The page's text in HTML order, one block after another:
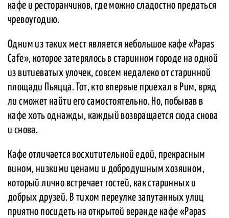
кафе и ресторанчиков, где можно сладостно предаться
чревоугодию.
Одним из таких мест является небольшое кафе «Papas
Cafe», которое затерялось в старинном городе на одной
из витиеватых улочек, совсем недалеко от старинной
площади Пьяцца. Тот, кто впервые приехал в Рим, вряд
ли сможет найти его самостоятельно. Но, побывав в
кафе хоть однажды, каждый возвращается сюда снова
и снова.
Кафе отличается восхитительной едой, прекрасным
вином, низкими ценами и добродушным хозяином,
который лично встречает гостей, как старинных и
добрых друзей. В тихом переулке запутанных улиц
приятно посидеть на открытой веранде кафе «Papas